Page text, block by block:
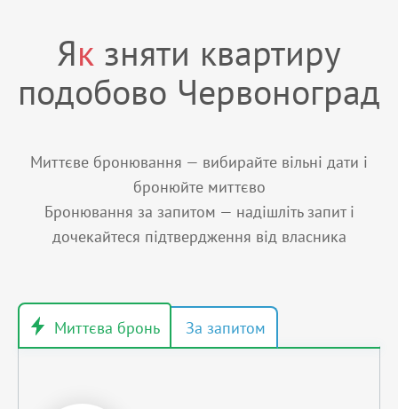
Як зняти квартиру
подобово Червоноград
Миттєве бронювання — вибирайте вільні дати і
бронюйте миттєво
Бронювання за запитом — надішліть запит і
дочекайтеся підтвердження від власника